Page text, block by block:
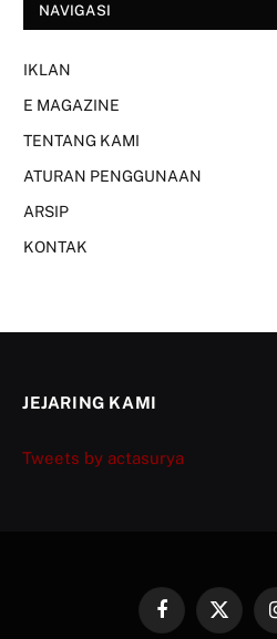
NAVIGASI
IKLAN
E MAGAZINE
TENTANG KAMI
ATURAN PENGGUNAAN
ARSIP
KONTAK
JEJARING KAMI
Tweets by actasurya
FacebookX